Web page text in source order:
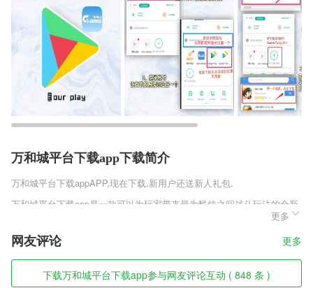
万和城平台下载app下载简介
万和城平台下载appAPP,现在下载,新用户还送新人礼包.
万和城平台下载app是一款可以为玩家带来最为酷炫之间战斗玩法的全新
仙侠类角色扮演手机游戏，主打玩家之间的战斗，你同字啊游戏中任意的
地点和对手展开一场热血激昂的战斗。丰富的职业和不同的技能为玩家带
来了更多的选择，每一个不同的战斗模式更是让你在这里体验全新的战斗
体验。
万和城平台下载app软件特色
更多
网友评论 更多
下载万和城平台下载app参与网友评论互动 ( 848 条 )